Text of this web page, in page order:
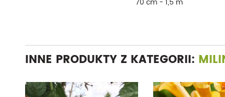
INNE PRODUKTY Z KATEGORII: